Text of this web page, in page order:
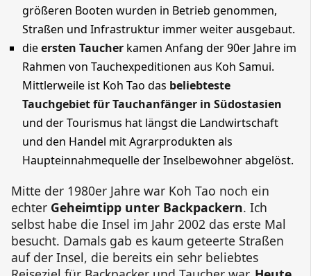
größeren Booten wurden in Betrieb genommen,
Straßen und Infrastruktur immer weiter ausgebaut.
dieersten Taucher kamen Anfang der 90er Jahre im
Rahmen von Tauchexpeditionen aus Koh Samui.
Mittlerweile ist Koh Tao das beliebteste
Tauchgebiet für Tauchanfänger in Südostasien
und der Tourismus hat längst die Landwirtschaft
und den Handel mit Agrarprodukten als
Haupteinnahmequelle der Inselbewohner abgelöst.
Mitte der 1980er Jahre war Koh Tao noch ein
echter Geheimtipp unter Backpackern. Ich
selbst habe die Insel im Jahr 2002 das erste Mal
besucht. Damals gab es kaum geteerte Straßen
auf der Insel, die bereits ein sehr beliebtes